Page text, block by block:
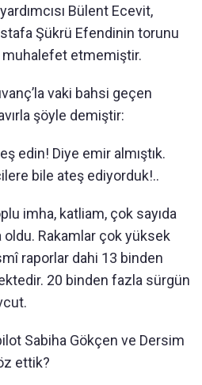
Bülent Ecevit,
Şükrü Efendinin torunu
muhalefet etmemiştir.
vaki bahsi geçen
şöyle demiştir:
edin! Diye emir almıştık.
bile ateş ediyorduk!..
imha, katliam, çok sayıda
Rakamlar çok yüksek
raporlar dahi 13 binden
20 binden fazla sürgün
Sabiha Gökçen ve Dersim
ettik?